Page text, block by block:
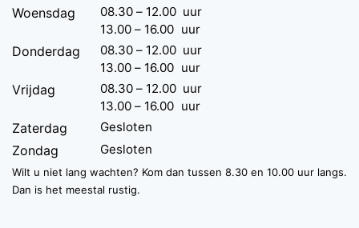
Woensdag 08.30 – 12.00 uur
13.00 – 16.00 uur
Donderdag 08.30 – 12.00 uur
13.00 – 16.00 uur
Vrijdag 08.30 – 12.00 uur
13.00 – 16.00 uur
Zaterdag Gesloten
Zondag Gesloten
Wilt u niet lang wachten? Kom dan tussen 8.30 en 10.00 uur langs.
Dan is het meestal rustig.